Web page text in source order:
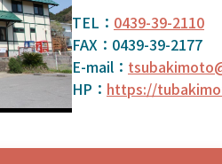
TEL： 0439-39-2110
FAX：0439-39-2177
E-mail：
HP： https://